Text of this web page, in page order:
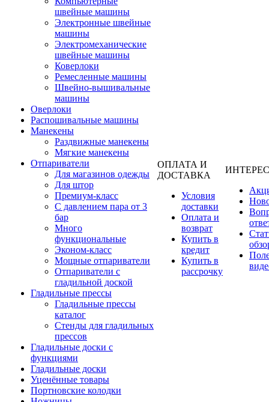
швейные машины
Электронные швейные
машины
Электромеханические
швейные машины
Коверлоки
Ремесленные машины
Швейно-вышивальные
машины
Оверлоки
Распошивальные машины
Манекены
Раздвижные манекены
Мягкие манекены
Отпариватели
Для магазинов одежды
Для штор
Премиум-класс
С давлением пара от 3
бар
Много
функциональные
Эконом-класс
Мощные отпариватели
Отпариватели с
гладильной доской
Гладильные прессы
Гладильные прессы
каталог
Стенды для гладильных
прессов
Гладильные доски с
функциями
Гладильные доски
Уценённые товары
Портновские колодки
ОПЛАТА И
ДОСТАВКА
Условия
доставки
Оплата и
возврат
Купить в
кредит
Купить в
рассрочку